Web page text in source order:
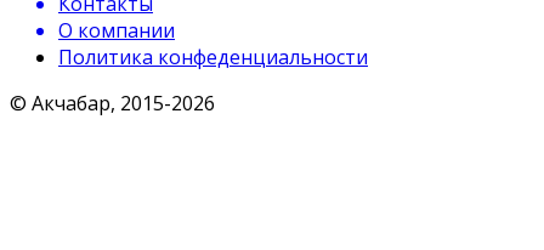
О компании
Политика конфеденциальности
© Акчабар, 2015-2026